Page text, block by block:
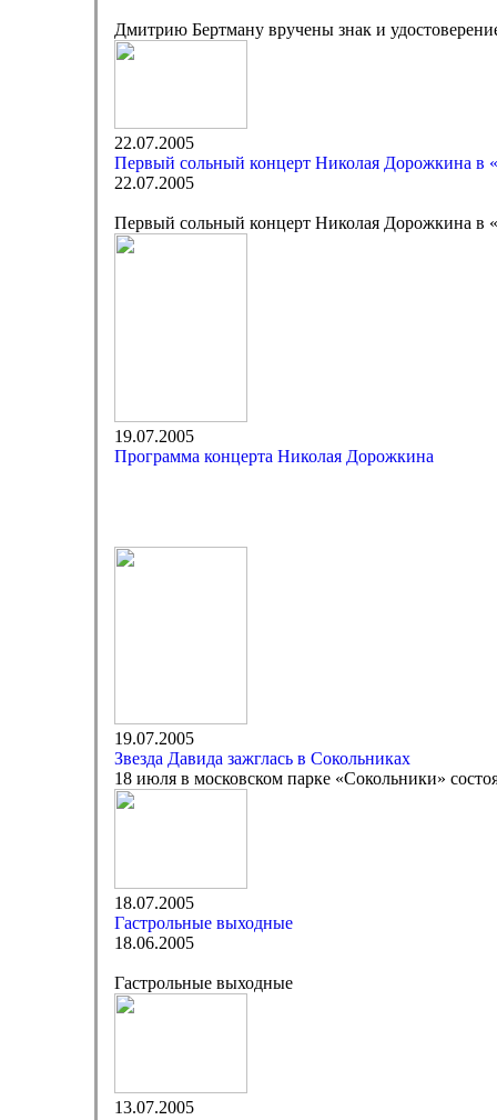
Дмитрию Бертману вручены знак и
22.07.2005
Первый сольный концерт Николая Дорожкина в
22.07.2005
Первый сольный концерт Николая Дорожкина в
19.07.2005
Программа концерта Николая Дорожкина
19.07.2005
Звезда Давида зажглась в Сокольниках
18 июля в московском парке «Сокольники»
18.07.2005
Гастрольные выходные
18.06.2005
Гастрольные выходные
13.07.2005